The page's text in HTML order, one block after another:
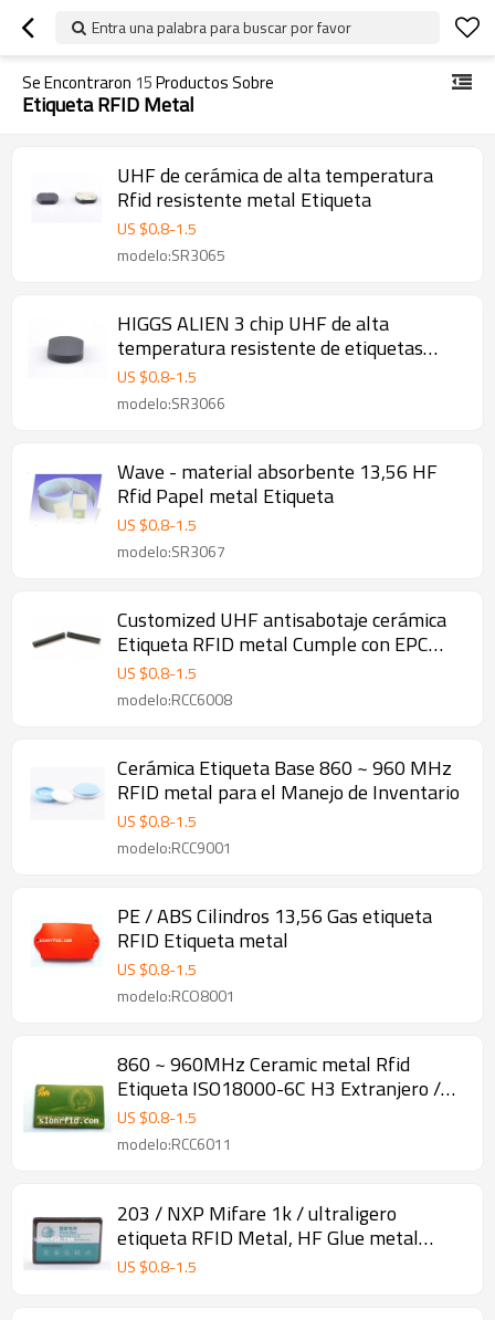
Entra una palabra para buscar por favor
Se Encontraron 15Productos Sobre
Etiqueta RFID Metal
UHF de cerámica de alta temperatura
Rfid resistente metal Etiqueta
US $0.8-1.5
modelo:SR3065
HIGGS ALIEN 3 chip UHF de alta
temperatura resistente de etiquetas
RFID de metal
US $0.8-1.5
modelo:SR3066
Wave - material absorbente 13,56 HF
Rfid Papel metal Etiqueta
US $0.8-1.5
modelo:SR3067
Customized UHF antisabotaje cerámica
Etiqueta RFID metal Cumple con EPC
C1G2
US $0.8-1.5
modelo:RCC6008
Cerámica Etiqueta Base 860 ~ 960 MHz
RFID metal para el Manejo de Inventario
US $0.8-1.5
modelo:RCC9001
PE / ABS Cilindros 13,56 Gas etiqueta
RFID Etiqueta metal
US $0.8-1.5
modelo:RCO8001
860 ~ 960MHz Ceramic metal Rfid
Etiqueta ISO18000-6C H3 Extranjero /
Monza 4
US $0.8-1.5
modelo:RCC6011
203 / NXP Mifare 1k / ultraligero
etiqueta RFID Metal, HF Glue metal
Etiqueta
US $0.8-1.5